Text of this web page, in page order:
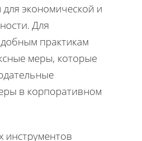
экономической и
Для
практикам
меры, которые
в корпоративном